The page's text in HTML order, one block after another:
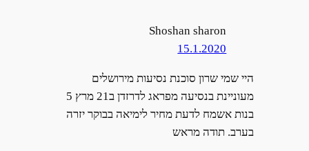
Shoshan sharon
15.1.2020
היי שמי שרון סוכנת נסיעות מירושלים
מעוניינת בנסיעה מפראג לדרזדן ב21 מרץ 5
בנות אשמח לדעת מחיר לימיאה בבוקר יזרה
בערב. תודה מראש